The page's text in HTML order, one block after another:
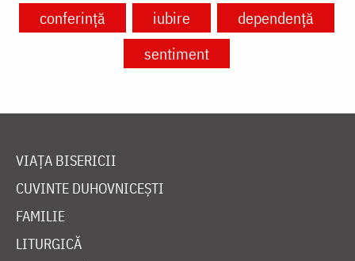
conferință iubire
dependență
sentiment
VIAȚA BISERICII
CUVINTE DUHOVNICEȘTI
FAMILIE
LITURGICĂ